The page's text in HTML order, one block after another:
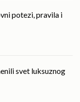
potezi, pravila i
svet luksuznog